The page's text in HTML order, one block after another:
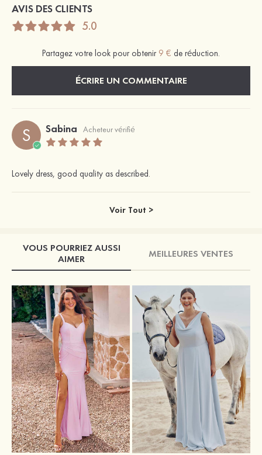
AVIS DES CLIENTS
5.0
Partagez votre look pour obtenir 9 € de réduction.
ÉCRIRE UN COMMENTAIRE
S Sabina Acheteur vérifié
Lovely dress, good quality as described.
Voir Tout >
VOUS POURRIEZ AUSSI
AIMER
MEILLEURES VENTES